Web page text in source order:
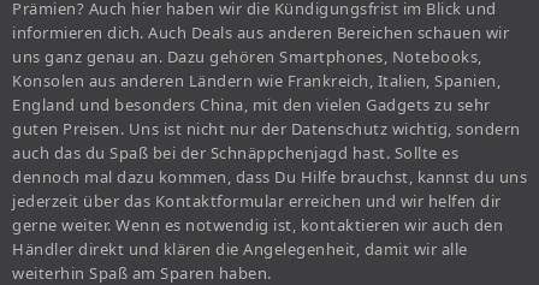
Prämien? Auch hier haben wir die Kündigungsfrist im Blick und
informieren dich. Auch Deals aus anderen Bereichen schauen wir
uns ganz genau an. Dazu gehören Smartphones, Notebooks,
Konsolen aus anderen Ländern wie Frankreich, Italien, Spanien,
England und besonders China, mit den vielen Gadgets zu sehr
guten Preisen. Uns ist nicht nur der Datenschutz wichtig, sondern
auch das du Spaß bei der Schnäppchenjagd hast. Sollte es
dennoch mal dazu kommen, dass Du Hilfe brauchst, kannst du uns
jederzeit über das Kontaktformular erreichen und wir helfen dir
gerne weiter. Wenn es notwendig ist, kontaktieren wir auch den
Händler direkt und klären die Angelegenheit, damit wir alle
weiterhin Spaß am Sparen haben.